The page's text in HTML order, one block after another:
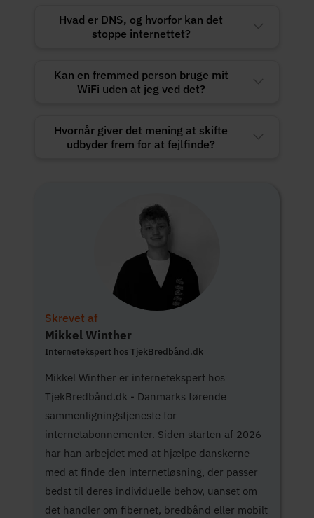
Hvad er DNS, og hvorfor kan det
stoppe internettet?
Kan en fremmed person bruge mit
WiFi uden at jeg ved det?
Hvornår giver det mening at skifte
udbyder frem for at fejlfinde?
Skrevet af
Mikkel Winther
Internetekspert hos TjekBredbånd.dk
Mikkel Winther er internetekspert hos
TjekBredbånd.dk - Danmarks førende
sammenligningstjeneste for
internetabonnementer. Siden starten af 2026
har han arbejdet med at hjælpe danskerne
med at finde den internetløsning, der passer
bedst til deres individuelle behov, uanset om
det handler om fibernet, bredbånd eller mobilt